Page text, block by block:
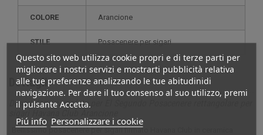
Questo sito web utilizza cookie propri e di terze parti per
migliorare i nostri servizi e mostrarti pubblicità relativa
alle tue preferenze analizzando le tue abitudinidi
navigazione. Per dare il tuo consenso al suo utilizzo, premi
il pulsante Accetta.
Piú info Personalizzare i cookie
COLORE Arancione
STILE posacenere per sigari
Dettagli
Descrizione completa per El Segundo Posacenere rettangolare per
sigari Havana Club Arancione
Bellissimo posacenere per sigari firmato Havana Club in ceramica